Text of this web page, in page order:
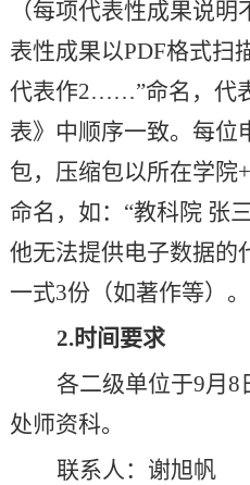
（每项代表性成果说明
表性成果以PDF格式扫
代表作2……”命名，代
表》中顺序一致。每位
包，压缩包以所在学院+
命名，如：“教科院 张
他无法提供电子数据的
一式3份（如著作等）。
2.时间要求
各二级单位于9月 8
处师资科。
联系人：谢旭帆